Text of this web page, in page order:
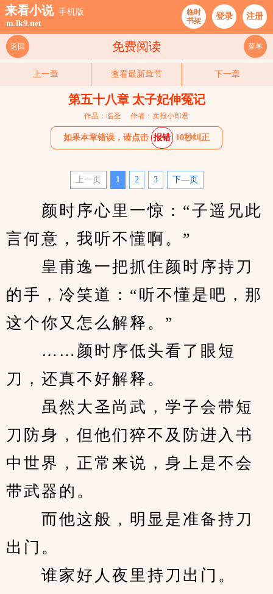
来看小说 手机版
m.lk9.net
临时
书架
登录 注册
免费阅读
返回 菜单
上一章 查看最新章节 下一章
第五十八章 太子妃伸冤记
作品：临圣 作者：卖报小郎君
如果本章错误，请点击 报错 10秒纠正
上一页 1 2 3 下—页
颜时序心里一惊：“子遥兄此
言何意，我听不懂啊。”
皇甫逸一把抓住颜时序持刀
的手，冷笑道：“听不懂是吧，那
这个你又怎么解释。”
……颜时序低头看了眼短
刀，还真不好解释。
虽然大圣尚武，学子会带短
刀防身，但他们猝不及防进入书
中世界，正常来说，身上是不会
带武器的。
而他这般，明显是准备持刀
出门。
谁家好人夜里持刀出门。